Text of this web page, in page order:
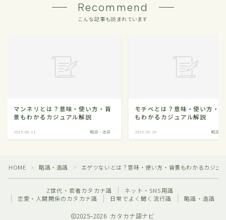
Recommend
こんな記事も読まれています
マンネリとは？意味・使い方・背
景もわかるカジュアル解説
2025.08.11 略語・造語
モチベとは？意味・使い方・
もわかるカジュアル解説
2025.05.20 略語・
HOME ＞ 略語・造語 ＞ エゲツないとは？意味・使い方・背景もわかるカジュ
Z世代・若者カタカナ語
ネット・SNS用語
恋愛・人間関係のカタカナ語
日常でよく聞く流行語 略語・造語
2025–2026 カタカナ語ナビ